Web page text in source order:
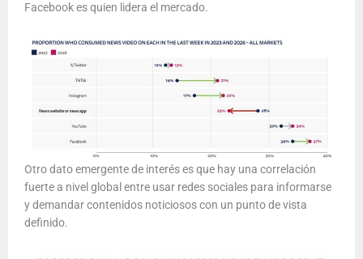
Facebook es quien lidera el mercado.
Otro dato emergente de interés es que hay una correlación
fuerte a nivel global entre usar redes sociales para informarse
y demandar contenidos noticiosos con un punto de vista
definido.